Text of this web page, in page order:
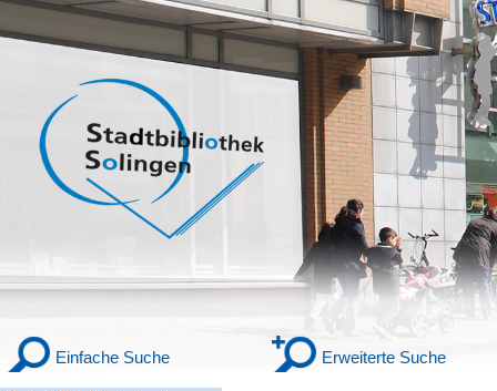
Einfache Suche Erweiterte Suche